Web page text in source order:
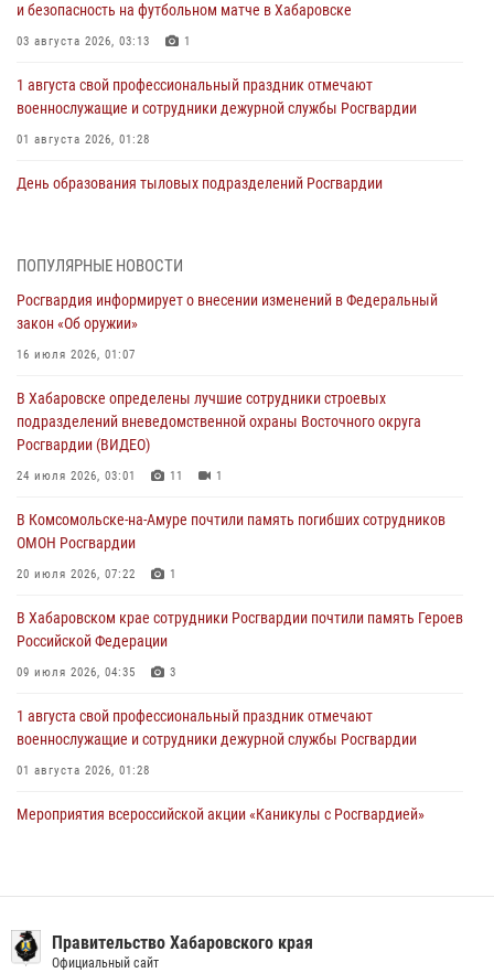
и безопасность на футбольном матче в Хабаровске
03 августа 2026, 03:13 1
1 августа свой профессиональный праздник отмечают
военнослужащие и сотрудники дежурной службы Росгвардии
01 августа 2026, 01:28
День образования тыловых подразделений Росгвардии
В Управлении Росгвардии по Хабаровскому краю состоялось
избирательного права
31 июля 2026, 03:26
женщине, потерявшей сознание во время массового мероприятия
29 июля 2026, 23:24 2
В Хабаровске продолжается акция «Каникулы с Росгвардией»
За прошедшую неделю в Хабаровском крае росгвардейцы провели
свыше 120 проверок условий хранения оружия
ПОПУЛЯРНЫЕ НОВОСТИ
Росгвардия информирует о внесении изменений в Федеральный
закон «Об оружии»
16 июля 2026, 01:07
В Хабаровске определены лучшие сотрудники строевых
подразделений вневедомственной охраны Восточного округа
Росгвардии (ВИДЕО)
24 июля 2026, 03:01 11 1
В Комсомольске-на-Амуре почтили память погибших сотрудников
ОМОН Росгвардии
20 июля 2026, 07:22 1
В Хабаровском крае сотрудники Росгвардии почтили память Героев
Российской Федерации
09 июля 2026, 04:35 3
1 августа свой профессиональный праздник отмечают
военнослужащие и сотрудники дежурной службы Росгвардии
01 августа 2026, 01:28
Мероприятия всероссийской акции «Каникулы с Росгвардией»
15 июля 2026, 00:27
Правительство Хабаровского края
Официальный сайт